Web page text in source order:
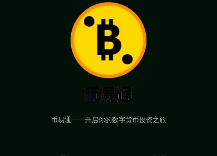
币易通——开启你的数字货币投资之旅